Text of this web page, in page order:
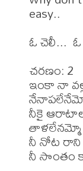
easy..
ఓ చెలీ...
చరణం: 2
ఇంకా నా
నీకై
తాళలేనమ్మో
నీ నోట
నీ సొంతం